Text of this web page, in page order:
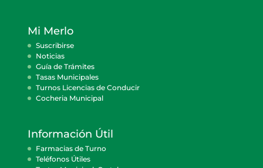
Mi Merlo
Suscribirse
Noticias
Guía de Trámites
Tasas Municipales
Turnos Licencias de Conducir
Cocheria Municipal
Información Útil
Farmacias de Turno
Teléfonos Útiles